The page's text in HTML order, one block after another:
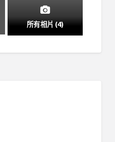
所有相片 (4)